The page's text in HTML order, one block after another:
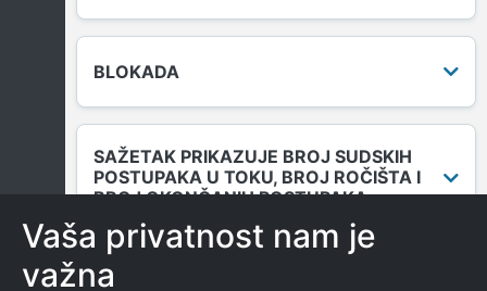
BLOKADA
SAŽETAK PRIKAZUJE BROJ SUDSKIH
POSTUPAKA U TOKU, BROJ ROČIŠTA I
BROJ OKONČANIH POSTUPAKA.
DUGOVANJA
Vaša privatnost nam je
važna